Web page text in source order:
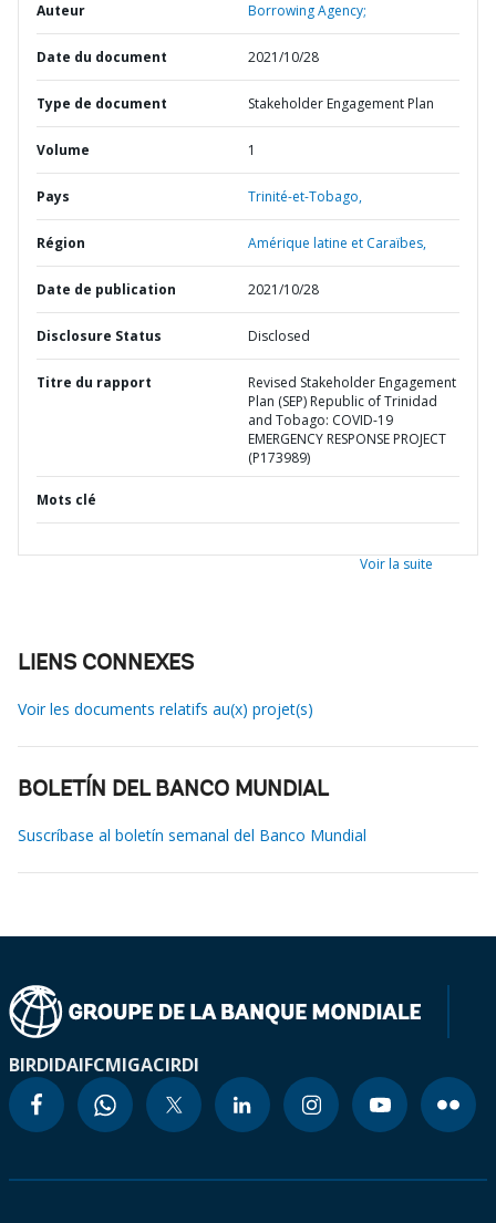
Auteur Borrowing Agency;
Date du document 2021/10/28
Type de document Stakeholder Engagement Plan
Volume 1
Pays Trinité-et-Tobago,
Région Amérique latine et Caraïbes,
Date de publication 2021/10/28
Disclosure Status Disclosed
Titre du rapport
Revised Stakeholder Engagement
Plan (SEP) Republic of Trinidad
and Tobago: COVID-19
EMERGENCY RESPONSE PROJECT
(P173989)
Mots clé
Voir la suite
LIENS CONNEXES
Voir les documents relatifs au(x) projet(s)
BOLETÍN DEL BANCO MUNDIAL
Suscríbase al boletín semanal del Banco Mundial
BIRDIDAIFCMIGACIRDI